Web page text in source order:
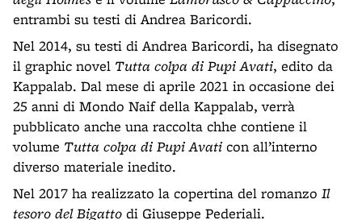
entrambi su testi di Andrea Baricordi.
Nel 2014, su testi di Andrea Baricordi, ha disegnato
il graphic novel Tutta colpa di Pupi Avati, edito da
Kappalab. Dal mese di aprile 2021 in occasione dei
25 anni di Mondo Naif della Kappalab, verrà
pubblicato anche una raccolta chhe contiene il
volume Tutta colpa di Pupi Avati con all’interno
diverso materiale inedito.
Nel 2017 ha realizzato la copertina del romanzo Il
tesoro del Bigatto di Giuseppe Pederiali.